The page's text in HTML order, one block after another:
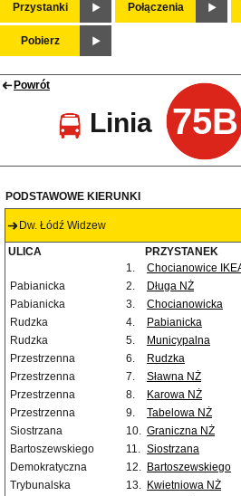
Przystanki Połączenia
Pobierz
Powrót
Linia 75B
PODSTAWOWE KIERUNKI
Dw. Łódź Widzew
ULICA PRZYSTANEK
1.
Chocianowice
Pabianicka
2. Długa NŻ
Pabianicka
3. Chocianowicka
Rudzka
4. Pabianicka
Rudzka
5. Municypalna
Przestrzenna
6. Rudzka
Przestrzenna
7. Sławna NŻ
Przestrzenna
8. Karowa NŻ
Przestrzenna
9.
Tabelowa NŻ
Siostrzana
10. Graniczna NŻ
Bartoszewskiego
11. Siostrzana
Demokratyczna
12. Bartoszewskiego
Trybunalska
13. Kwietniowa NŻ